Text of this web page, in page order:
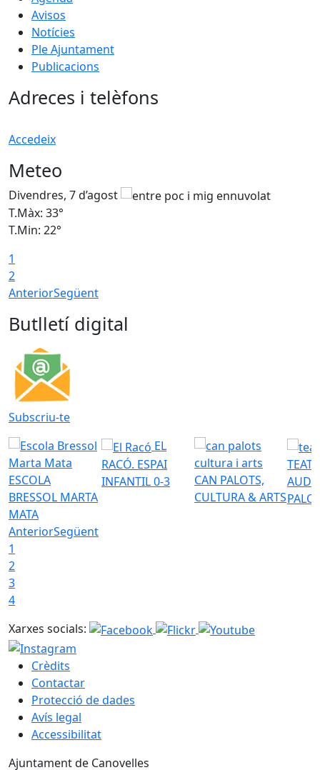
Avisos
Notícies
Ple Ajuntament
Publicacions
Adreces i telèfons
Accedeix
Meteo
Divendres, 7 d’agost
T.Màx: 33°
T.Min: 22°
1
2
AnteriorSegüent
Butlletí digital
Subscriu-te
ESCOLA
BRESSOL MARTA
MATA
EL
RACÓ. ESPAI
INFANTIL 0-3
CAN PALOTS,
CULTURA & ARTS
AnteriorSegüent
1
2
3
4
Xarxes socials:
Crèdits
Contactar
Protecció de dades
Avís legal
Accessibilitat
Ajuntament de Canovelles